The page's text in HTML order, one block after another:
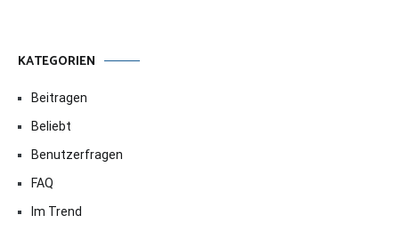
KATEGORIEN
Beitragen
Beliebt
Benutzerfragen
FAQ
Im Trend